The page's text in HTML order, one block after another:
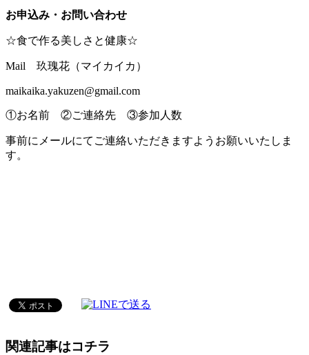
お申込み・お問い合わせ
☆食で作る美しさと健康☆
Mail 玖瑰花（マイカイカ）
maikaika.yakuzen@gmail.com
①お名前 ②ご連絡先 ③参加人数
事前にメールにてご連絡いただきますようお願いいたしま
す。
関連記事はコチラ